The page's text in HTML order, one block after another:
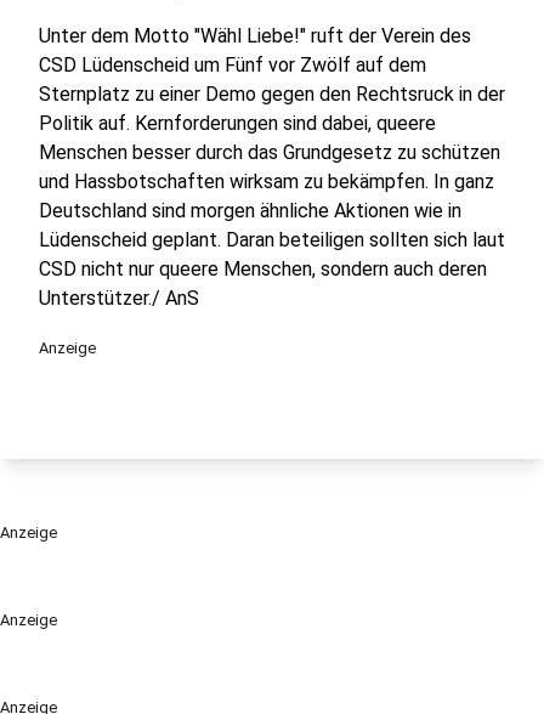
Anzeige
Anzeige
Unter dem Motto "Wähl Liebe!" ruft der Verein des
CSD Lüdenscheid um Fünf vor Zwölf auf dem
Sternplatz zu einer Demo gegen den Rechtsruck in der
Politik auf. Kernforderungen sind dabei, queere
Menschen besser durch das Grundgesetz zu schützen
und Hassbotschaften wirksam zu bekämpfen. In ganz
Deutschland sind morgen ähnliche Aktionen wie in
Lüdenscheid geplant. Daran beteiligen sollten sich laut
CSD nicht nur queere Menschen, sondern auch deren
Unterstützer./ AnS
Anzeige
Anzeige